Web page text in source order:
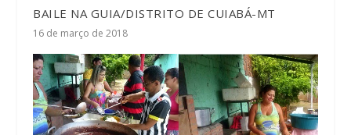
BAILE NA GUIA/DISTRITO DE CUIABÁ-MT
16 de março de 2018